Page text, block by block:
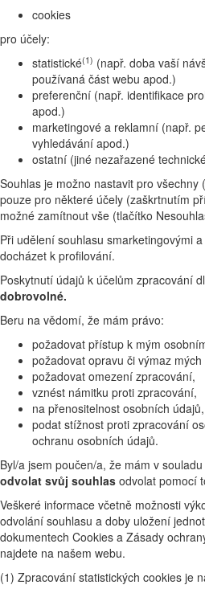
cookies
pro účely:
statistické(1) (např. doba vaší
používaná část webu apod.)
preferenční (např. identifikace
apod.)
marketingové a reklamní (např.
vyhledávání apod.)
ostatní (jiné nezařazené
Souhlas je možno nastavit pro
pouze pro některé účely (zaškrtnutím
možné zamítnout vše (tlačítko
Při udělení souhlasu smarketingovými
docházet k profilování.
Poskytnutí údajů k účelům zpracování
dobrovolné.
Beru na vědomí, že mám právo:
požadovat přístup k mým
požadovat opravu či výmaz
požadovat omezení zpracování,
vznést námitku proti zpracování,
na přenositelnost osobních údajů,
podat stížnost proti zpracování
ochranu osobních údajů.
Byl/a jsem poučen/a, že mám v
odvolat svůj souhlas odvolat pomocí
Veškeré informace včetně možnosti
odvolání souhlasu a doby uložení
dokumentech Cookies a Zásady
najdete na našem webu.
(1) Zpracování statistických cookies je